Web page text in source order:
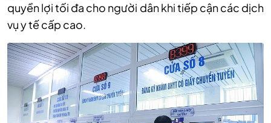
quyền lợi tối đa cho người dân khi tiếp cận các dịch
vụ y tế cấp cao.